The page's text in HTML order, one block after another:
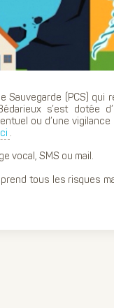
Sauvegarde (PCS) qui
s’est dotée
ou d’une
.
vocal, SMS ou mail.
tous les risques